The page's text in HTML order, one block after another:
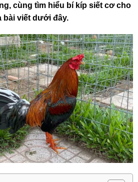
cùng tìm hiểu bí kíp siết cơ cho
bài viết dưới đây.